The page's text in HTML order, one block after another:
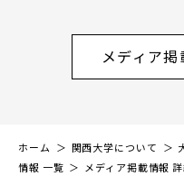
メディア
ホーム 関西大学について
情報 一覧
メディア掲載情報